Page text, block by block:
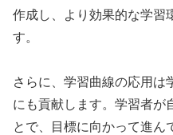
作成し、より効果的な学習
す。
さらに、学習曲線の応用は
にも貢献します。学習者が
とで、目標に向かって進ん